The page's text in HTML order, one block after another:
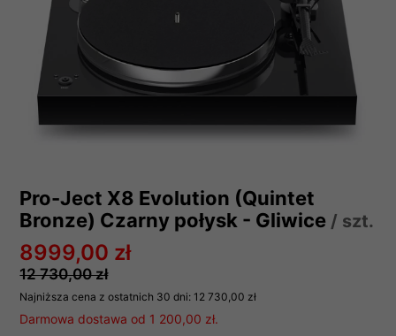
Pro-Ject X8 Evolution (Quintet
Bronze) Czarny połysk - Gliwice / szt.
8999,00 zł
12 730,00 zł
Najniższa cena z ostatnich 30 dni: 12 730,00 zł
Darmowa dostawa od 1 200,00 zł.